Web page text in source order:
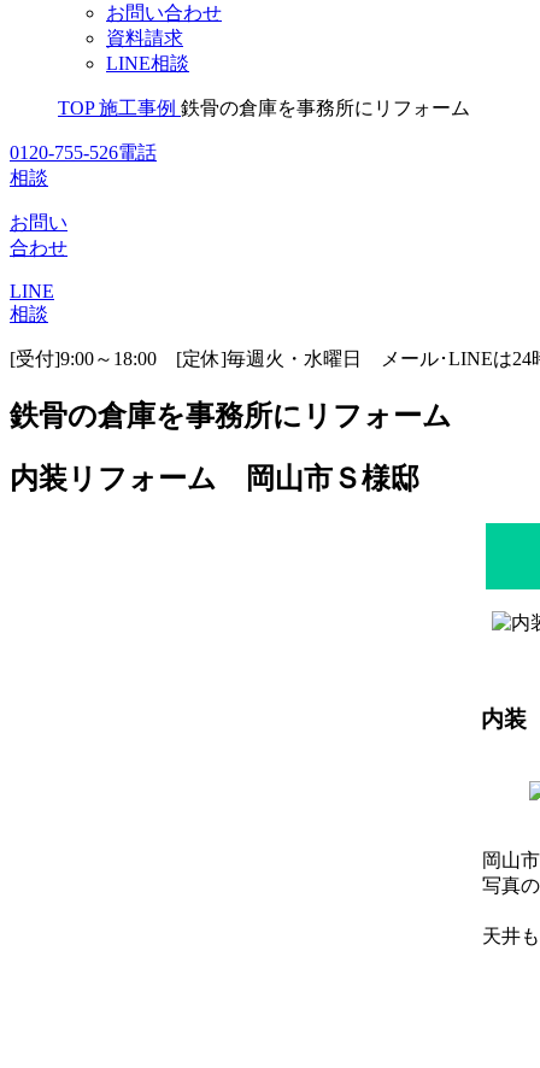
お問い合わせ
資料請求
LINE相談
TOP 施工事例 鉄骨の倉庫を事務所にリフォーム
0120-755-526電話
相談
お問い
合わせ
LINE
相談
[受付]9:00～18:00 [定休]毎週火・水曜日 メール･LINEは
鉄骨の倉庫を事務所にリフォーム
内装リフォーム 岡山市Ｓ様邸
内装
岡山
写真
天井